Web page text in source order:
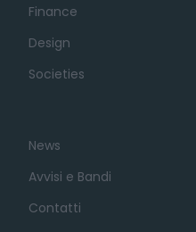
Finance
Design
Societies
News
Avvisi e Bandi
Contatti